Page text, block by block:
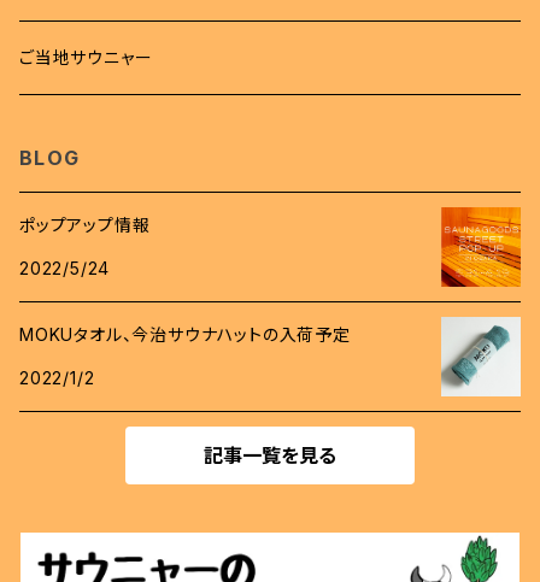
帽子
サコッシュ
MOKUタオル
雑貨
キーホルダー
バッジ
ワッペン
ぬいぐるみ
サウナマット
柄杓
斧
テントサウナ
ご当地サウニャー
BLOG
ポップアップ情報
2022/5/24
MOKUタオル、今治サウナハットの入荷予定
2022/1/2
記事一覧を見る